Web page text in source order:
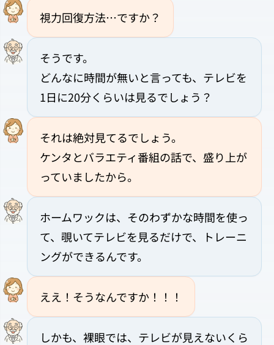
視力回復方法…ですか？
そうです。
どんなに時間が無いと言っても、テレビを
1日に20分くらいは見るでしょう？
それは絶対見てるでしょう。
ケンタとバラエティ番組の話で、盛り上が
っていましたから。
ホームワックは、そのわずかな時間を使っ
て、覗いてテレビを見るだけで、トレーニ
ングができるんです。
ええ！そうなんですか！！！
しかも、裸眼では、テレビが見えないくら